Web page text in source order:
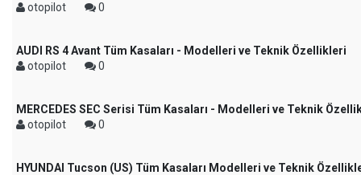
otopilot
0
AUDI RS 4 Avant Tüm Kasaları - Modelleri ve Teknik Özellikleri
otopilot
0
MERCEDES SEC Serisi Tüm Kasaları - Modelleri ve Teknik
otopilot
0
HYUNDAI Tucson (US) Tüm Kasaları Modelleri ve Teknik